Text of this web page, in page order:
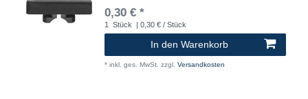
0,30 € *
1 Stück | 0,30 € / Stück
In den Warenkorb
* inkl. ges. MwSt. zzgl. Versandkosten